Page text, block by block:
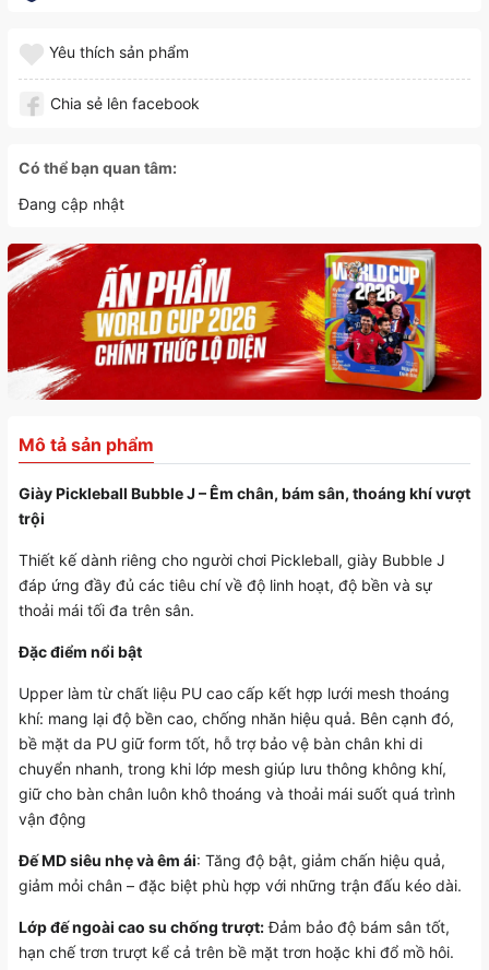
Yêu thích sản phẩm
Chia sẻ lên facebook
Có thể bạn quan tâm:
Đang cập nhật
Mô tả sản phẩm
Giày Pickleball Bubble J – Êm chân, bám sân, thoáng khí vượt
trội
Thiết kế dành riêng cho người chơi Pickleball, giày Bubble J
đáp ứng đầy đủ các tiêu chí về độ linh hoạt, độ bền và sự
thoải mái tối đa trên sân.
Đặc điểm nổi bật
Upper làm từ chất liệu PU cao cấp kết hợp lưới mesh thoáng
khí: mang lại độ bền cao, chống nhăn hiệu quả. Bên cạnh đó,
bề mặt da PU giữ form tốt, hỗ trợ bảo vệ bàn chân khi di
chuyển nhanh, trong khi lớp mesh giúp lưu thông không khí,
giữ cho bàn chân luôn khô thoáng và thoải mái suốt quá trình
vận động
Đế MD siêu nhẹ và êm ái: Tăng độ bật, giảm chấn hiệu quả,
giảm mỏi chân – đặc biệt phù hợp với những trận đấu kéo dài.
Lớp đế ngoài cao su chống trượt:Đảm bảo độ bám sân tốt,
hạn chế trơn trượt kể cả trên bề mặt trơn hoặc khi đổ mồ hôi.